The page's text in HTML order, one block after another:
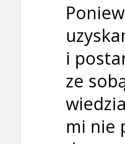
i
ze
mi nie